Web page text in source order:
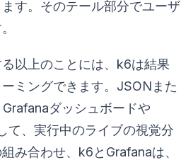
す。そのテール部分でユーザ
以上のことには、k6は結果
ミングできます。JSONまた
ダッシュボードや
て、実行中のライブの視覚分
み合わせ、k6とGrafanaは、